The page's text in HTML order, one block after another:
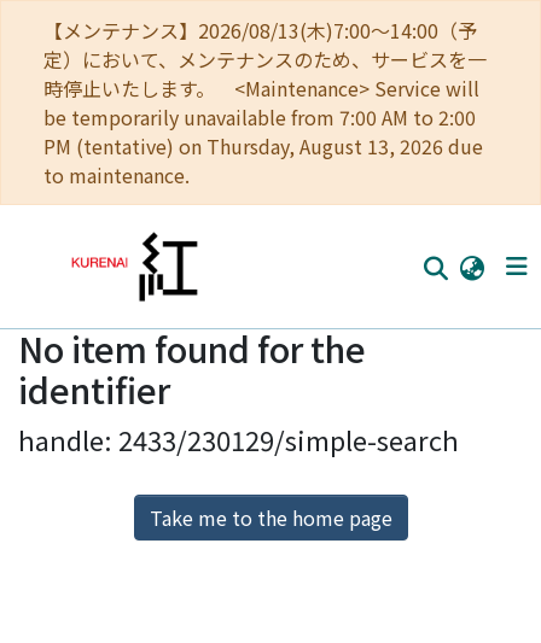
【メンテナンス】2026/08/13(木)7:00～14:00（予
定）において、メンテナンスのため、サービスを一
時停止いたします。 <Maintenance> Service will
be temporarily unavailable from 7:00 AM to 2:00
PM (tentative) on Thursday, August 13, 2026 due
to maintenance.
Home
Communities
Browse
Download Ranking
No item found for the
identifier
handle: 2433/230129/simple-search
Take me to the home page